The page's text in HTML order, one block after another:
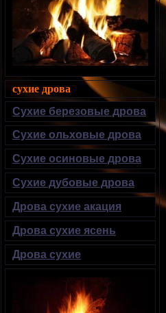
сухие дрова
Сухие березовые дрова
Сухие ольховые дрова
Сухие осиновые дрова
Сухие дубовые дрова
Дрова сухие акация
Дрова сухие ясень
Дрова сухие